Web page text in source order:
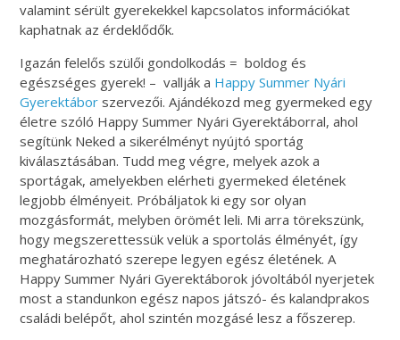
valamint sérült gyerekekkel kapcsolatos információkat
kaphatnak az érdeklődők.
Igazán felelős szülői gondolkodás = boldog és
egészséges gyerek! – vallják a Happy Summer Nyári
Gyerektáborszervezői. Ajándékozd meg gyermeked egy
életre szóló Happy Summer Nyári Gyerektáborral, ahol
segítünk Neked a sikerélményt nyújtó sportág
kiválasztásában. Tudd meg végre, melyek azok a
sportágak, amelyekben elérheti gyermeked életének
legjobb élményeit. Próbáljatok ki egy sor olyan
mozgásformát, melyben örömét leli. Mi arra törekszünk,
hogy megszerettessük velük a sportolás élményét, így
meghatározható szerepe legyen egész életének. A
Happy Summer Nyári Gyerektáborok jóvoltából nyerjetek
most a standunkon egész napos játszó- és kalandprakos
családi belépőt, ahol szintén mozgásé lesz a főszerep.